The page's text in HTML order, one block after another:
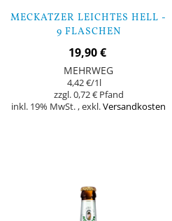
MECKATZER LEICHTES HELL -
9 FLASCHEN
19,90 €
MEHRWEG
4,42 €/1l
0,72 €
inkl. 19% MwSt. ,exkl.Versandkosten